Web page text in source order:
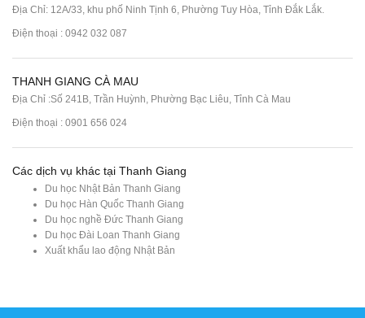
Địa Chỉ: 12A/33, khu phố Ninh Tịnh 6, Phường Tuy Hòa, Tỉnh Đắk Lắk.
Điện thoại : 0942 032 087
THANH GIANG CÀ MAU
Địa Chỉ :Số 241B, Trần Huỳnh, Phường Bạc Liêu, Tỉnh Cà Mau
Điện thoại : 0901 656 024
Các dịch vụ khác tại Thanh Giang
Du học Nhật Bản Thanh Giang
Du học Hàn Quốc Thanh Giang
Du học nghề Đức Thanh Giang
Du học Đài Loan Thanh Giang
Xuất khẩu lao động Nhật Bản